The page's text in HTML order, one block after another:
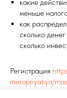
какие
меньше
как
сколько
сколько
Регистрация
meropriyatiya/